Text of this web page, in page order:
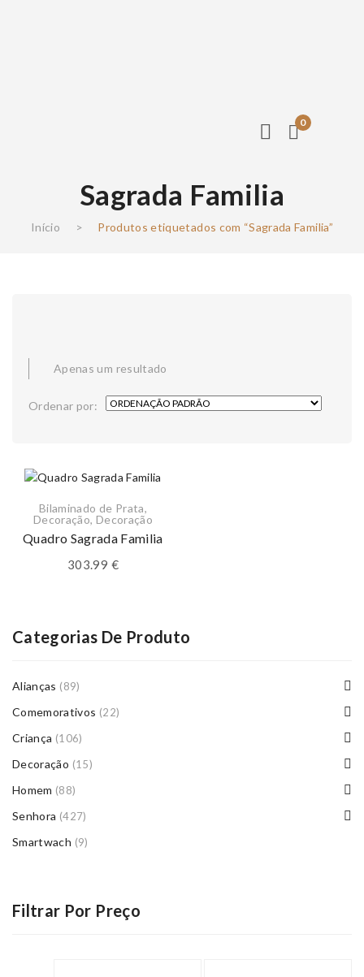
0
Sagrada Familia
Início > Produtos etiquetados com “Sagrada Familia”
Apenas um resultado
Ordenar por:
Bilaminado de Prata,
Decoração, Decoração
Quadro Sagrada Familia
303.99 €
Categorias De Produto
Alianças (89)
Comemorativos (22)
Criança (106)
Decoração (15)
Homem (88)
Senhora (427)
Smartwach (9)
Filtrar Por Preço